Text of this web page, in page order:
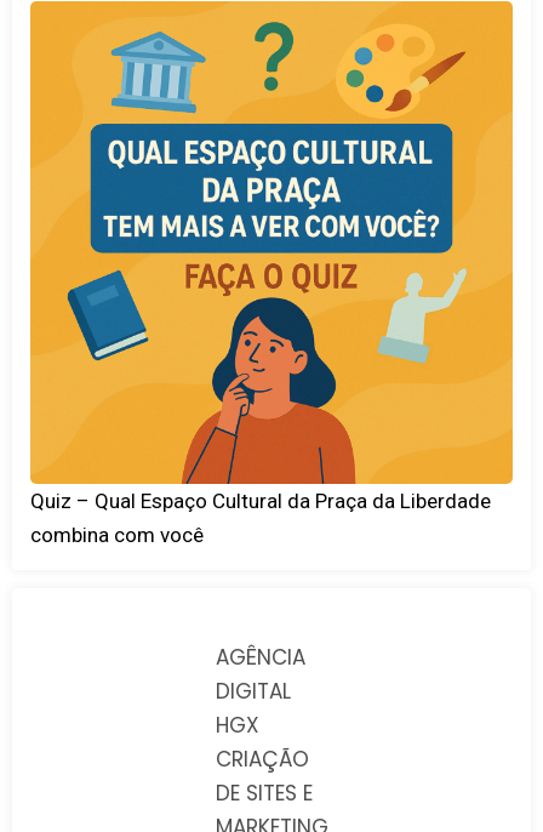
Quiz – Qual Espaço Cultural da Praça da Liberdade
combina com você
AGÊNCIA
DIGITAL
HGX
CRIAÇÃO
DE SITES E